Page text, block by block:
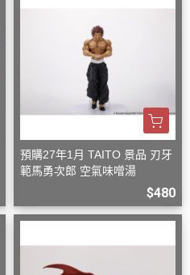
預購27年1月 TAITO 景品 刃牙
範馬勇次郎 空氣味噌湯
$480